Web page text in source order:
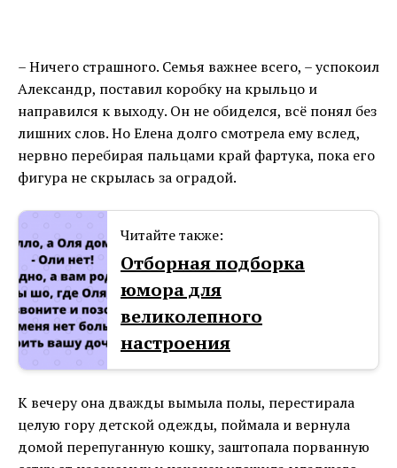
– Ничего страшного. Семья важнее всего, – успокоил
Александр, поставил коробку на крыльцо и
направился к выходу. Он не обиделся, всё понял без
лишних слов. Но Елена долго смотрела ему вслед,
нервно перебирая пальцами край фартука, пока его
фигура не скрылась за оградой.
Читайте также:
Отборная подборка
юмора для
великолепного
настроения
К вечеру она дважды вымыла полы, перестирала
целую гору детской одежды, поймала и вернула
домой перепуганную кошку, заштопала порванную